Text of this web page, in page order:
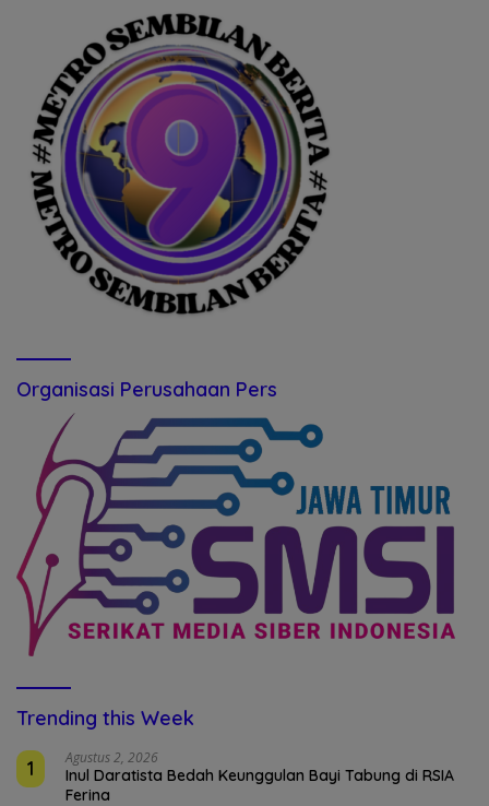
Organisasi Perusahaan Pers
Trending this Week
1
Agustus 2, 2026
Inul Daratista Bedah Keunggulan Bayi Tabung di RSIA
Ferina